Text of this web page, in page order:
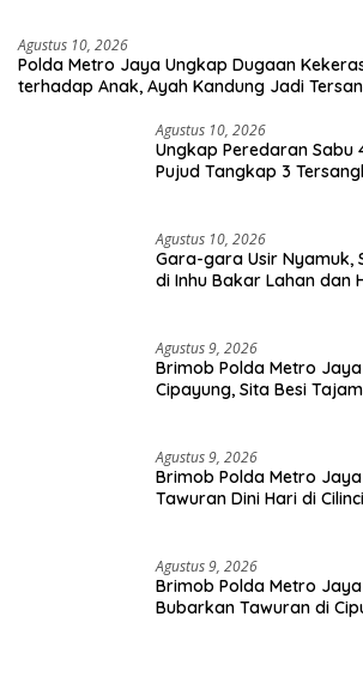
Agustus 10, 2026
Polda Metro Jaya Ungkap Dugaan
terhadap Anak, Ayah Kandung Jadi
Agustus 10, 2026
Ungkap Peredaran Sabu
Pujud Tangkap 3
Agustus 10, 2026
Gara-gara Usir Nyamuk,
di Inhu Bakar Lahan dan
Agustus 9, 2026
Brimob Polda Metro
Cipayung, Sita Besi
Agustus 9, 2026
Brimob Polda Metro
Tawuran Dini Hari di
Agustus 9, 2026
Brimob Polda Metro
Bubarkan Tawuran di